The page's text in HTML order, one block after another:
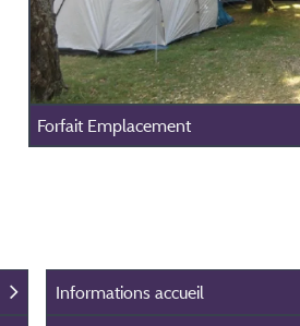
Forfait Emplacement
Informations accueil